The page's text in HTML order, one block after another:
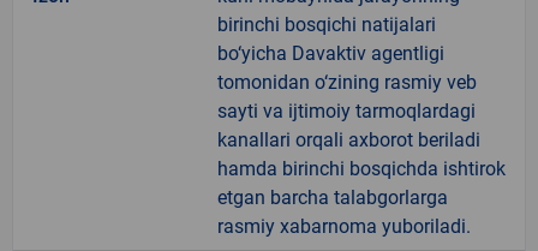
birinchi bosqichi natijalari
bo‘yicha Davaktiv agentligi
tomonidan o‘zining rasmiy veb
sayti va ijtimoiy tarmoqlardagi
kanallari orqali axborot beriladi
hamda birinchi bosqichda ishtirok
etgan barcha talabgorlarga
rasmiy xabarnoma yuboriladi.